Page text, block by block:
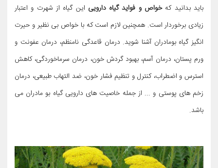
باید بدانید کهخواص و فواید گیاه دارویی این گیاه از شهرت و اعتبار
زیادی برخوردار است. همچنین لازم است که با خواص بی نظیر و حیرت
انگیز گیاه بومادران آشنا شوید. درمان قاعدگی نامنظم، درمان عفونت و
ورم پستان، درمان آسم، بهبود گردش خون، درمان سرماخوردگی، کاهش
استرس و اضطراب، کنترل و تنظیم فشار خون، ضد التهاب طبیعی، درمان
زخم های پوستی و ... از جمله خاصیت های دارویی گیاه بو مادران می
باشد.